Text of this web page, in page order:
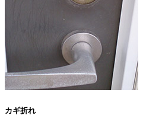
カギ折れ